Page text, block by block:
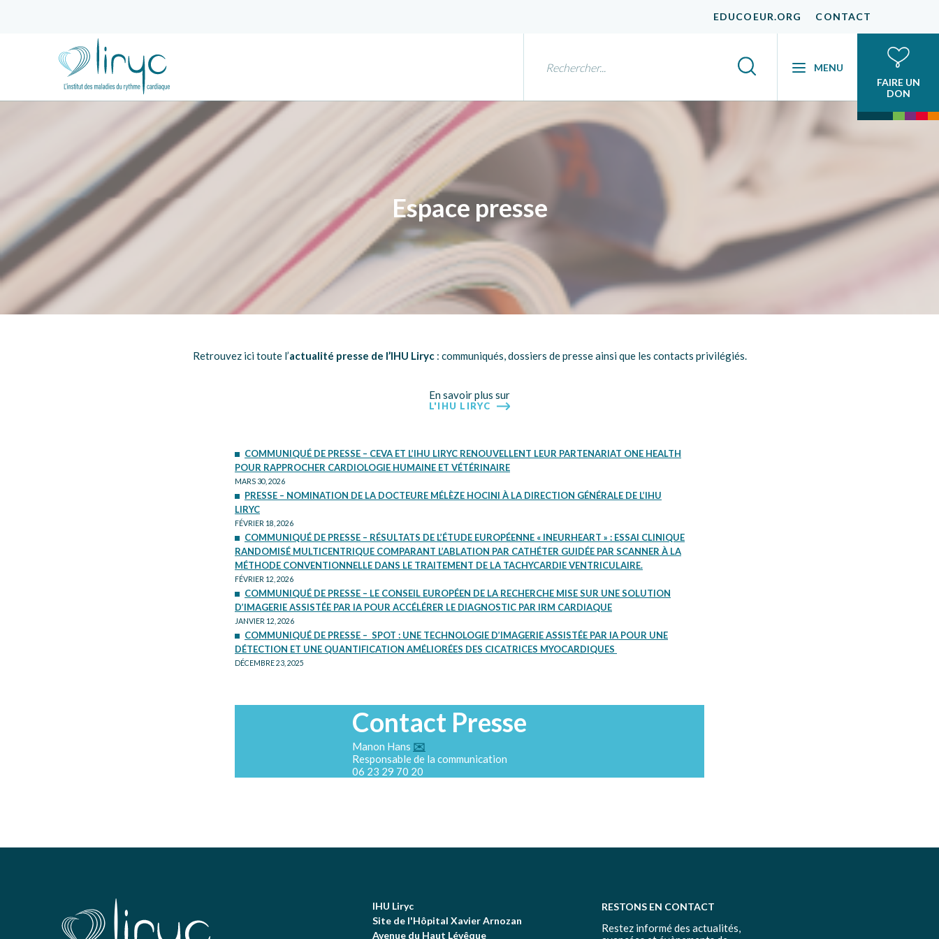
EDUCOEUR.ORG CONTACT
MENU
FAIRE UN
DON
Espace presse
Retrouvez ici toute l’actualité presse de l’IHU Liryc: communiqués, dossiers de presse ainsi que les contacts privilégiés.
En savoir plus sur
L'IHU LIRYC
COMMUNIQUÉ DE PRESSE – CEVA ET L’IHU LIRYC RENOUVELLENT LEUR PARTENARIAT ONE HEALTH
POUR RAPPROCHER CARDIOLOGIE HUMAINE ET VÉTÉRINAIRE
MARS 30, 2026
PRESSE – NOMINATION DE LA DOCTEURE MÉLÈZE HOCINI À LA DIRECTION GÉNÉRALE DE L’IHU
LIRYC
FÉVRIER 18, 2026
COMMUNIQUÉ DE PRESSE – RÉSULTATS DE L’ÉTUDE EUROPÉENNE « INEURHEART » : ESSAI CLINIQUE
RANDOMISÉ MULTICENTRIQUE COMPARANT L’ABLATION PAR CATHÉTER GUIDÉE PAR SCANNER À LA
MÉTHODE CONVENTIONNELLE DANS LE TRAITEMENT DE LA TACHYCARDIE VENTRICULAIRE.
FÉVRIER 12, 2026
COMMUNIQUÉ DE PRESSE – LE CONSEIL EUROPÉEN DE LA RECHERCHE MISE SUR UNE SOLUTION
D’IMAGERIE ASSISTÉE PAR IA POUR ACCÉLÉRER LE DIAGNOSTIC PAR IRM CARDIAQUE
JANVIER 12, 2026
COMMUNIQUÉ DE PRESSE – SPOT : UNE TECHNOLOGIE D’IMAGERIE ASSISTÉE PAR IA POUR UNE
DÉTECTION ET UNE QUANTIFICATION AMÉLIORÉES DES CICATRICES MYOCARDIQUES
DÉCEMBRE 23, 2025
Contact Presse
Manon Hans ✉️
Responsable de la communication
06 23 29 70 20
IHU Liryc
Site de l'Hôpital Xavier Arnozan
Avenue du Haut Lévêque
RESTONS EN CONTACT
Restez informé des actualités,